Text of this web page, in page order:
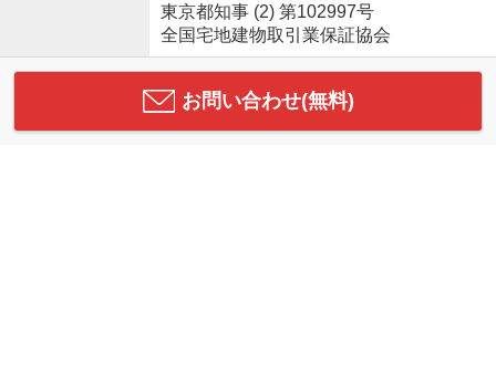
東京都知事 (2) 第102997号
全国宅地建物取引業保証協会
お問い合わせ(無料)